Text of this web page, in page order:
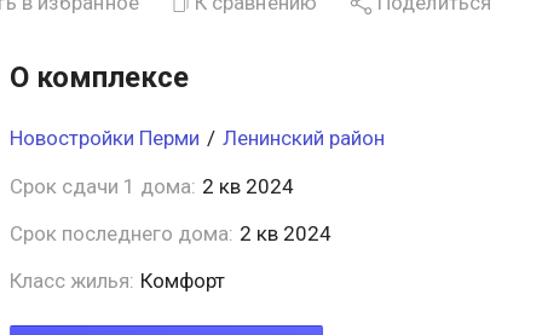
О комплексе
Новостройки Перми / Ленинский район
Срок сдачи 1 дома: 2 кв 2024
Срок последнего дома: 2 кв 2024
Класс жилья: Комфорт